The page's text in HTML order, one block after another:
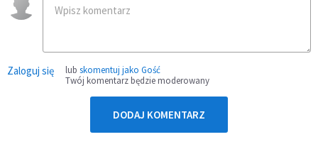
Zaloguj się lub skomentuj jako Gość
Twój komentarz będzie moderowany
DODAJ KOMENTARZ